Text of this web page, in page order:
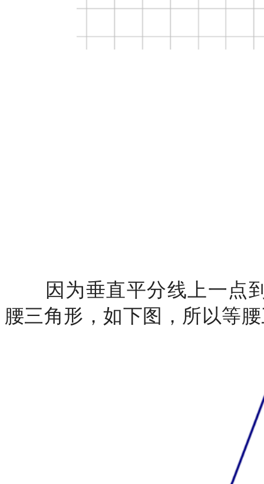
因为垂直平分线上一点到
腰三角形，如下图，所以等